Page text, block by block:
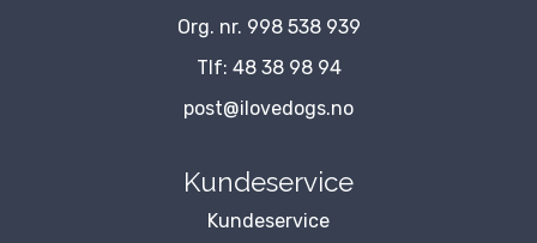
Org. nr. 998 538 939
Tlf: 48 38 98 94
post@ilovedogs.no
Kundeservice
Kundeservice